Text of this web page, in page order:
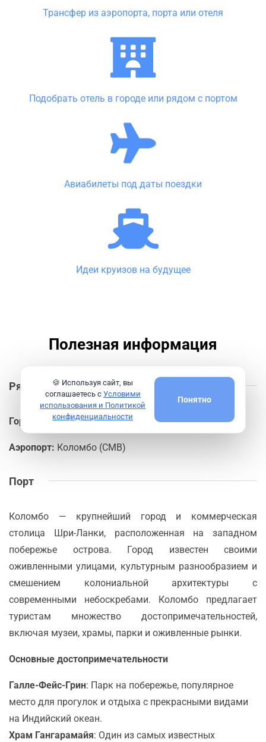
Трансфер из аэропорта, порта или отеля
Подобрать отель в городе или рядом с портом
Авиабилеты под даты поездки
Идеи круизов на будущее
Полезная информация
Рядом с портом Коломбо
Города: Коломбо, Негомбо
Аэропорт: Коломбо (CMB)
Порт
Коломбо — крупнейший город и коммерческая
столица Шри-Ланки, расположенная на западном
побережье острова. Город известен своими
оживленными улицами, культурным разнообразием и
смешением колониальной архитектуры с
современными небоскребами. Коломбо предлагает
туристам множество достопримечательностей,
включая музеи, храмы, парки и оживленные рынки.
Основные достопримечательности
Галле-Фейс-Грин: Парк на побережье, популярное
место для прогулок и отдыха с прекрасными видами
на Индийский океан.
Храм Гангарамайя: Один из самых известных
🍪 Используя сайт, вы
соглашаетесь с Условими
использования и Политикой
конфиденциальности
Понятно